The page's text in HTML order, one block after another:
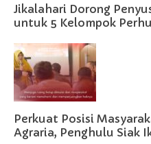
Jikalahari Dorong
untuk 5 Kelompok
Perkuat Posisi
Agraria, Penghulu Siak